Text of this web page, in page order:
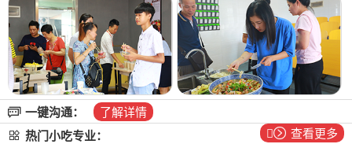
一键沟通：
了解详情
热门小吃专业：
查看更多